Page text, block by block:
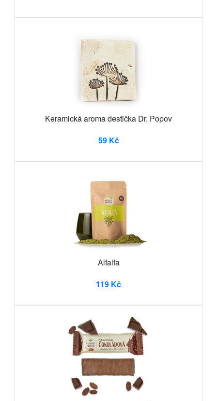
Keramická aroma destička Dr. Popov
59 Kč
Alfalfa
119 Kč